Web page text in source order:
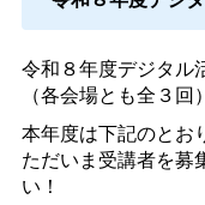
令和８年度デジタル
（各会場とも全３回）
本年度は下記のとお
ただいま受講者を募
い！